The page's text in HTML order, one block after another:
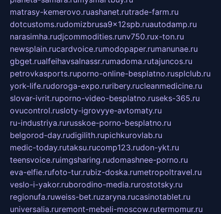
matrasy-kemerovo.ruashanet.rutrade-farm.ru
dotcustoms.rudomizbrusa9x12spb.ruautodamp.ru
narasimha.rudjcommodities.runv750.rux-ton.ru
newsplain.rucardvoice.rumodopaper.rumanunae.ru
gbget.rualfeihavsalnassr.rumadoma.rutajuncos.ru
petrovkasports.ruporno-online-besplatno.rusplclub.ru
york-life.rudoroga-expo.ruribery.rucleanmedicine.ru
slovar-ivrit.ruporno-video-besplatno.ruseks-365.ru
ovucontrol.rusloty-igrovyye-avtomaty.ru
ru-industriya.rurusskoe-porno-besplatno.ru
belgorod-day.rudigilith.rupichkurovlab.ru
medic-today.rutaksu.rucomp123.rudon-ykt.ru
teensvoice.ruimgsharing.rudomashnee-porno.ru
eva-elfie.rufoto-tur.rubiz-doska.rumetropoltravel.ru
veslo-i-yakor.ruborodino-media.rurostotsky.ru
regionufa.ruweiss-bet.ruzaryna.rucasinotablet.ru
universalia.ruremont-mebeli-moscow.rutermomur.ru